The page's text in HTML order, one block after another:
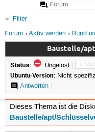
Filter
Forum
Aktiv werden Rund
Baustelle/
«
Status: Ungelöst |
Ubuntu-Version: Nicht
Antworten|
Dieses Thema ist die
Baustelle/apt/